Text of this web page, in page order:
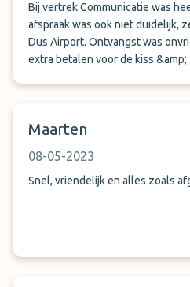
Bij vertrek:Communicatie was heel
afspraak was ook niet duidelijk,
Dus Airport. Ontvangst was onvriendelijk We moesten 5€
extra betalen voor de kiss &amp; fly Chauffeur
Maarten
08-05-2023
Snel, vriendelijk en alles zoals